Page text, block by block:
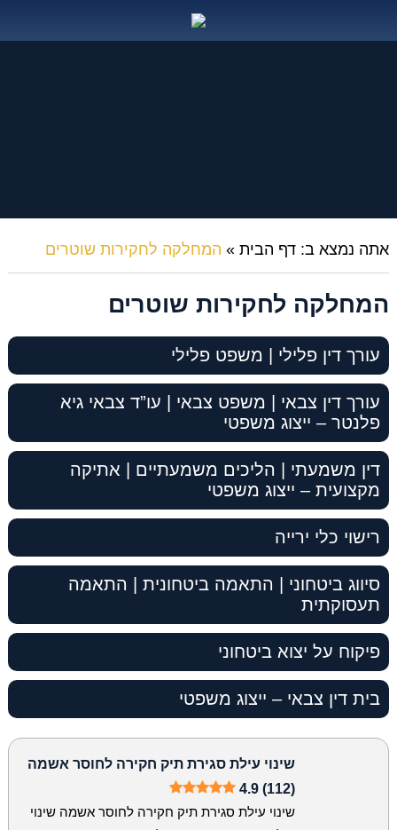
אתה נמצא ב: דף הבית» המחלקה לחקירות שוטרים
המחלקה לחקירות שוטרים
עורך דין פלילי | משפט פלילי
עורך דין צבאי | משפט צבאי | עו”ד צבאי גיא
פלנטר – ייצוג משפטי
דין משמעתי | הליכים משמעתיים | אתיקה
מקצועית – ייצוג משפטי
רישוי כלי ירייה
סיווג ביטחוני | התאמה ביטחונית | התאמה
תעסוקתית
פיקוח על יצוא ביטחוני
בית דין צבאי – ייצוג משפטי
שינוי עילת סגירת תיק חקירה לחוסר אשמה
4.9 (112)
שינוי עילת סגירת תיק חקירה לחוסר אשמה שינוי